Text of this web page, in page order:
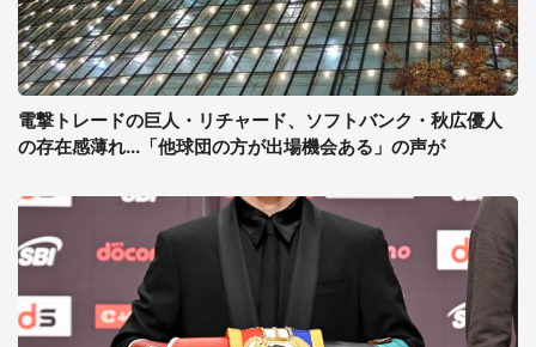
電撃トレードの巨人・リチャード、ソフトバンク・秋広優人
の存在感薄れ...「他球団の方が出場機会ある」の声が